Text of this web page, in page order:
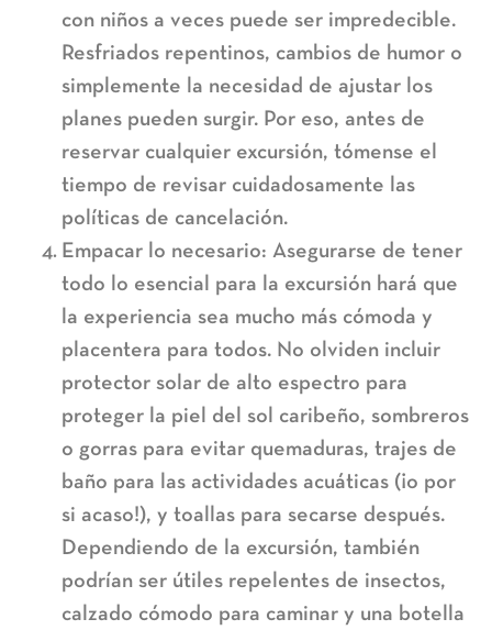
con niños a veces puede ser impredecible.
Resfriados repentinos, cambios de humor o
simplemente la necesidad de ajustar los
planes pueden surgir. Por eso, antes de
reservar cualquier excursión, tómense el
tiempo de revisar cuidadosamente las
políticas de cancelación.
Empacar lo necesario: Asegurarse de tener
todo lo esencial para la excursión hará que
la experiencia sea mucho más cómoda y
placentera para todos. No olviden incluir
protector solar de alto espectro para
proteger la piel del sol caribeño, sombreros
o gorras para evitar quemaduras, trajes de
baño para las actividades acuáticas (¡o por
si acaso!), y toallas para secarse después.
Dependiendo de la excursión, también
podrían ser útiles repelentes de insectos,
calzado cómodo para caminar y una botella